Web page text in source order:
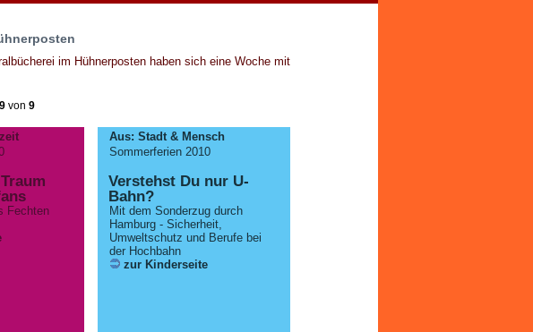
im Hühnerposten haben sich eine Woche mit
von 9
Fechten
Aus: Stadt & Mensch
Sommerferien 2010
Verstehst Du nur U-
Bahn?
Mit dem Sonderzug durch
Hamburg - Sicherheit,
Umweltschutz und Berufe bei
der Hochbahn
zur Kinderseite